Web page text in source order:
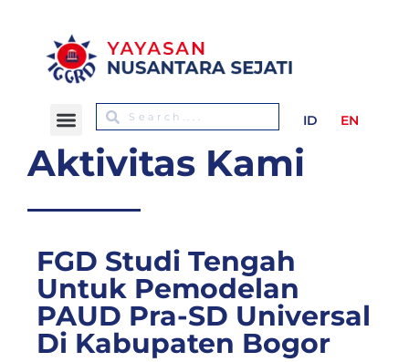
ID EN
Aktivitas Kami
FGD Studi Tengah
Untuk Pemodelan
PAUD Pra-SD Universal
Di Kabupaten Bogor